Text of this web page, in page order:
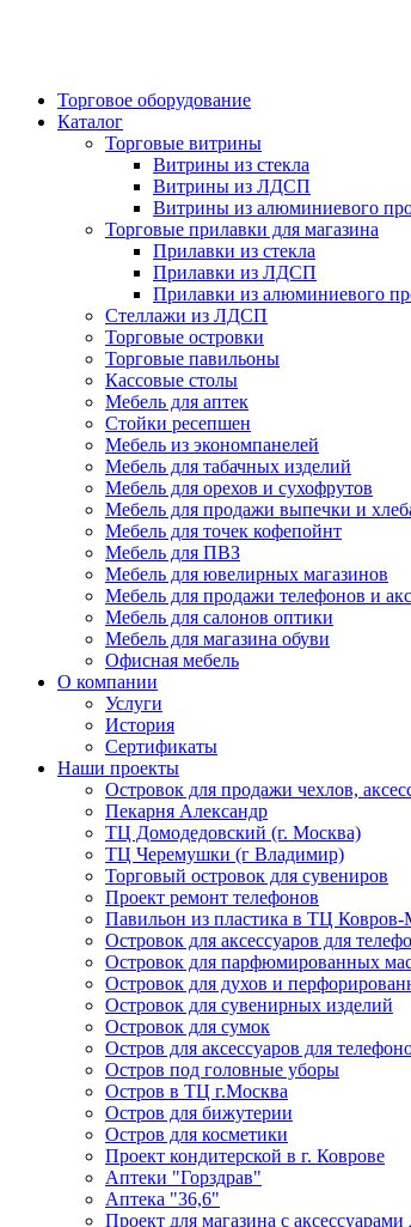
Торговое оборудование
Каталог
Торговые витрины
Витрины из cтекла
Витрины из ЛДСП
Витрины из алюминиевого
Торговые прилавки для магазина
Прилавки из стекла
Прилавки из ЛДСП
Прилавки из алюминиевого
Стеллажи из ЛДСП
Торговые островки
Торговые павильоны
Кассовые столы
Мебель для аптек
Стойки ресепшен
Мебель из экономпанелей
Мебель для табачных изделий
Мебель для орехов и сухофрутов
Мебель для продажи выпечки и
Мебель для точек кофепойнт
Мебель для ПВЗ
Мебель для ювелирных магазинов
Мебель для продажи телефонов и
Мебель для салонов оптики
Мебель для магазина обуви
Офисная мебель
О компании
Услуги
История
Сертификаты
Наши проекты
Островок для продажи чехлов,
Пекарня Александр
ТЦ Домодедовский (г. Москва)
ТЦ Черемушки (г Владимир)
Торговый островок для сувениров
Проект ремонт телефонов
Павильон из пластика в ТЦ
Островок для аксессуаров для
Островок для парфюмированных
Островок для духов и
Островок для сувенирных изделий
Островок для сумок
Остров для аксессуаров для
Остров под головные уборы
Остров в ТЦ г.Москва
Остров для бижутерии
Остров для косметики
Проект кондитерской в г. Коврове
Аптеки "Горздрав"
Аптека "36,6"
Проект для магазина с аксессуарами